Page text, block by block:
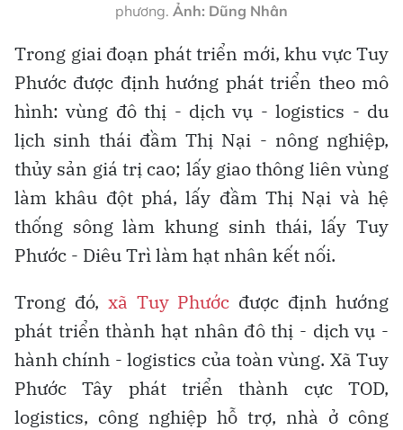
phương. Ảnh: Dũng Nhân
Trong giai đoạn phát triển mới, khu vực Tuy
Phước được định hướng phát triển theo mô
hình: vùng đô thị - dịch vụ - logistics - du
lịch sinh thái đầm Thị Nại - nông nghiệp,
thủy sản giá trị cao; lấy giao thông liên vùng
làm khâu đột phá, lấy đầm Thị Nại và hệ
thống sông làm khung sinh thái, lấy Tuy
Phước - Diêu Trì làm hạt nhân kết nối.
Trong đó, xã Tuy Phước được định hướng
phát triển thành hạt nhân đô thị - dịch vụ -
hành chính - logistics của toàn vùng. Xã Tuy
Phước Tây phát triển thành cực TOD,
logistics, công nghiệp hỗ trợ, nhà ở công